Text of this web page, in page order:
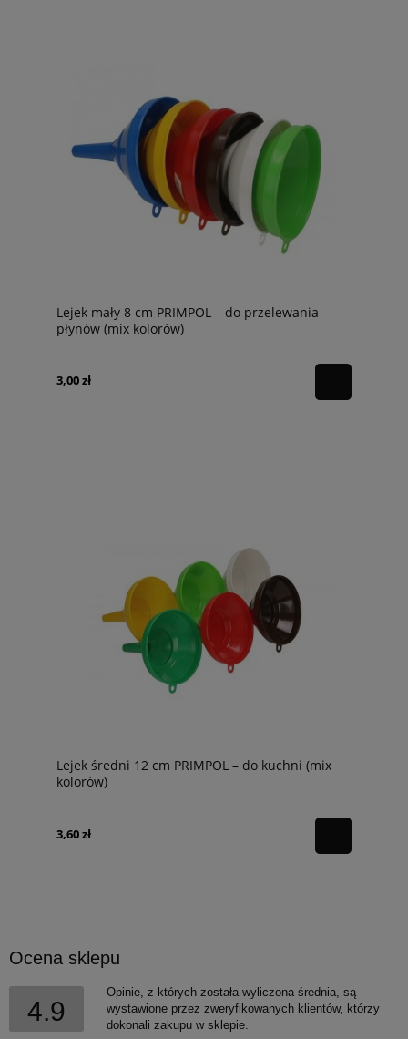
Lejek mały 8 cm PRIMPOL – do przelewania
płynów (mix kolorów)
3,00 zł
Lejek średni 12 cm PRIMPOL – do kuchni (mix
kolorów)
3,60 zł
Ocena sklepu
4.9
Opinie, z których została wyliczona średnia, są
wystawione przez zweryfikowanych klientów, którzy
dokonali zakupu w sklepie.